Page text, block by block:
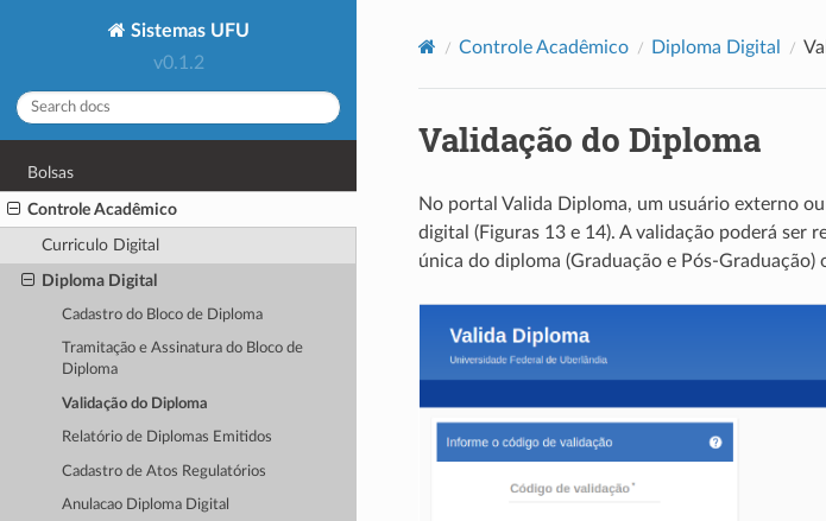
Sistemas UFU
v0.1.2
Bolsas
Controle Acadêmico
Curriculo Digital
Diploma Digital
Cadastro do Bloco de Diploma
Tramitação e Assinatura do Bloco de
Diploma
Validação do Diploma
Relatório de Diplomas Emitidos
Cadastro de Atos Regulatórios
Anulacao Diploma Digital
Controle Acadêmico Diploma Digital
Validação do Diploma
No portal Valida Diploma, um usuário externo
digital (Figuras 13 e 14). A validação poderá ser
única do diploma (Graduação e Pós-